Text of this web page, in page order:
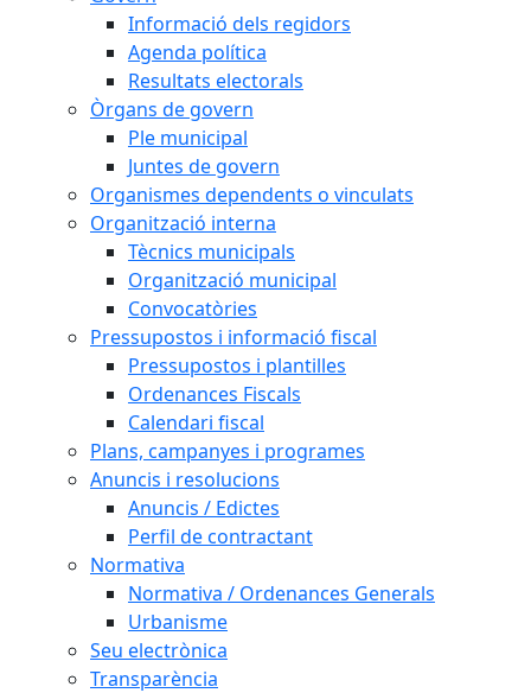
Informació dels regidors
Agenda política
Resultats electorals
Òrgans de govern
Ple municipal
Juntes de govern
Organismes dependents o vinculats
Organització interna
Tècnics municipals
Organització municipal
Convocatòries
Pressupostos i informació fiscal
Pressupostos i plantilles
Ordenances Fiscals
Calendari fiscal
Plans, campanyes i programes
Anuncis i resolucions
Anuncis / Edictes
Perfil de contractant
Normativa
Normativa / Ordenances Generals
Urbanisme
Seu electrònica
Transparència